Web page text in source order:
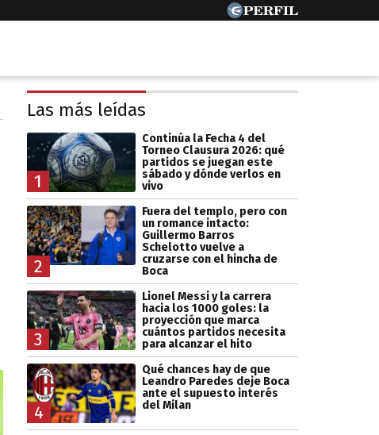
Las más leídas
1
Continúa la Fecha 4 del
Torneo Clausura 2026: qué
partidos se juegan este
sábado y dónde verlos en
vivo
2
Fuera del templo, pero con
un romance intacto:
Guillermo Barros
Schelotto vuelve a
cruzarse con el hincha de
Boca
3
Lionel Messi y la carrera
hacia los 1000 goles: la
proyección que marca
cuántos partidos necesita
para alcanzar el hito
4
Qué chances hay de que
Leandro Paredes deje Boca
ante el supuesto interés
del Milan